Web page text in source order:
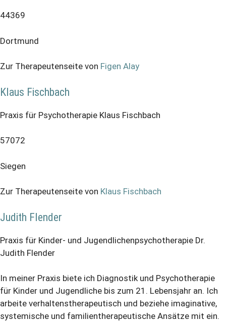
44369
Dortmund
Zur Therapeutenseite von Figen Alay
Klaus Fischbach
Praxis für Psychotherapie Klaus Fischbach
57072
Siegen
Zur Therapeutenseite von Klaus Fischbach
Judith Flender
Praxis für Kinder- und Jugendlichenpsychotherapie Dr.
Judith Flender
In meiner Praxis biete ich Diagnostik und Psychotherapie
für Kinder und Jugendliche bis zum 21. Lebensjahr an. Ich
arbeite verhaltenstherapeutisch und beziehe imaginative,
systemische und familientherapeutische Ansätze mit ein.